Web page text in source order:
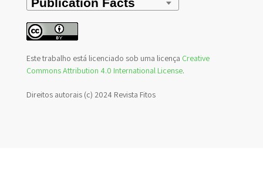
Este trabalho está licenciado sob uma licença Creative
Commons Attribution 4.0 International License.
Direitos autorais (c) 2024 Revista Fitos